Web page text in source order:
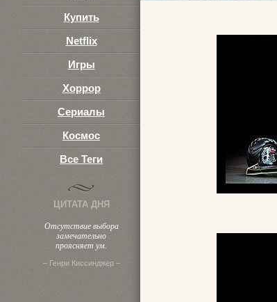
Купить
Netflix
Игры
Хоррор
Сериалы
Космос
Все Теги
ЦИТАТА ДНЯ
Отсутствие выбора
замечательно
проясняет ум.
– Генри Киссинджер –